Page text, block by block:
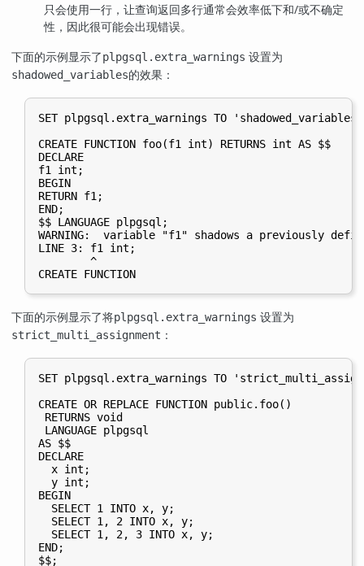
只会使用一行，让查询返回多行通常会效率低下和/或不确定
性，因此很可能会出现错误。
下面的示例显示了plpgsql.extra_warnings 设置为
shadowed_variables的效果：
SET plpgsql.extra_warnings TO
CREATE FUNCTION foo(f1 int) RETURNS int AS $$
DECLARE
f1 int;
BEGIN
RETURN f1;
END;
$$ LANGUAGE plpgsql;
WARNING:  variable "f1" shadows a previously
LINE 3: f1 int;
        ^
下面的示例显示了将plpgsql.extra_warnings 设置为
strict_multi_assignment ：
SET plpgsql.extra_warnings TO
CREATE OR REPLACE FUNCTION public.foo()
RETURNS void
LANGUAGE plpgsql
AS $$
DECLARE
  x int;
  y int;
BEGIN
  SELECT 1 INTO x, y;
  SELECT 1, 2 INTO x, y;
  SELECT 1, 2, 3 INTO x, y;
END;
$$;